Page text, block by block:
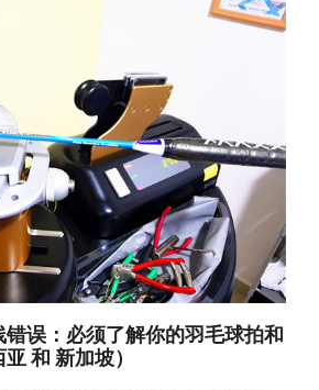
误：必须了解你的羽毛球拍和
和 新加坡）